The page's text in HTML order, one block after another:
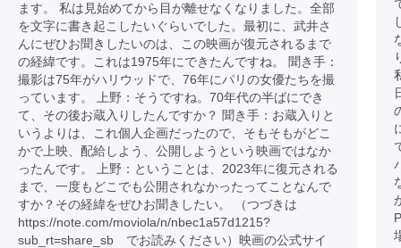
ます。 私は見始めてから目が離せなくなりました。全部
を文字に書き起こしたいぐらいでした。最初に、武井さ
んにぜひお聞きしたいのは、この映画が復元されるまで
の経緯です。これは1975年にできたんですね。 聞き手：
撮影は75年がハリウッドで、76年にパリの女優たちを撮
っています。 上野：そうですね。70年代の半ばにでき
て、その後お蔵入りしたんですか？ 聞き手：お蔵入りと
いうよりは、これ個人企画だったので、そもそもがどこ
かで上映、配給しよう、公開しようという映画ではなか
ったんです。 上野：ということは、2023年に復元される
まで、一度もどこでも公開されなかったってことなんで
すか？その経緯をぜひお聞きしたい。 （つづきは
https://note.com/moviola/n/nbec1a57d1215?
sub_rt=share_sb でお読みください）映画の公式サイ